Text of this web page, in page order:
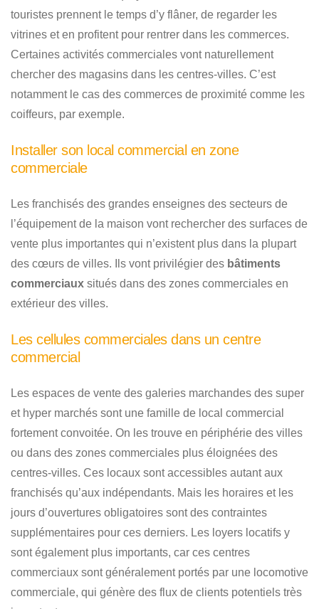
touristes prennent le temps d’y flâner, de regarder les
vitrines et en profitent pour rentrer dans les commerces.
Certaines activités commerciales vont naturellement
chercher des magasins dans les centres-villes. C’est
notamment le cas des commerces de proximité comme les
coiffeurs, par exemple.
Installer son local commercial en zone
commerciale
Les franchisés des grandes enseignes des secteurs de
l’équipement de la maison vont rechercher des surfaces de
vente plus importantes qui n’existent plus dans la plupart
des cœurs de villes. Ils vont privilégier des bâtiments
commerciaux situés dans des zones commerciales en
extérieur des villes.
Les cellules commerciales dans un centre
commercial
Les espaces de vente des galeries marchandes des super
et hyper marchés sont une famille de local commercial
fortement convoitée. On les trouve en périphérie des villes
ou dans des zones commerciales plus éloignées des
centres-villes. Ces locaux sont accessibles autant aux
franchisés qu’aux indépendants. Mais les horaires et les
jours d’ouvertures obligatoires sont des contraintes
supplémentaires pour ces derniers. Les loyers locatifs y
sont également plus importants, car ces centres
commerciaux sont généralement portés par une locomotive
commerciale, qui génère des flux de clients potentiels très